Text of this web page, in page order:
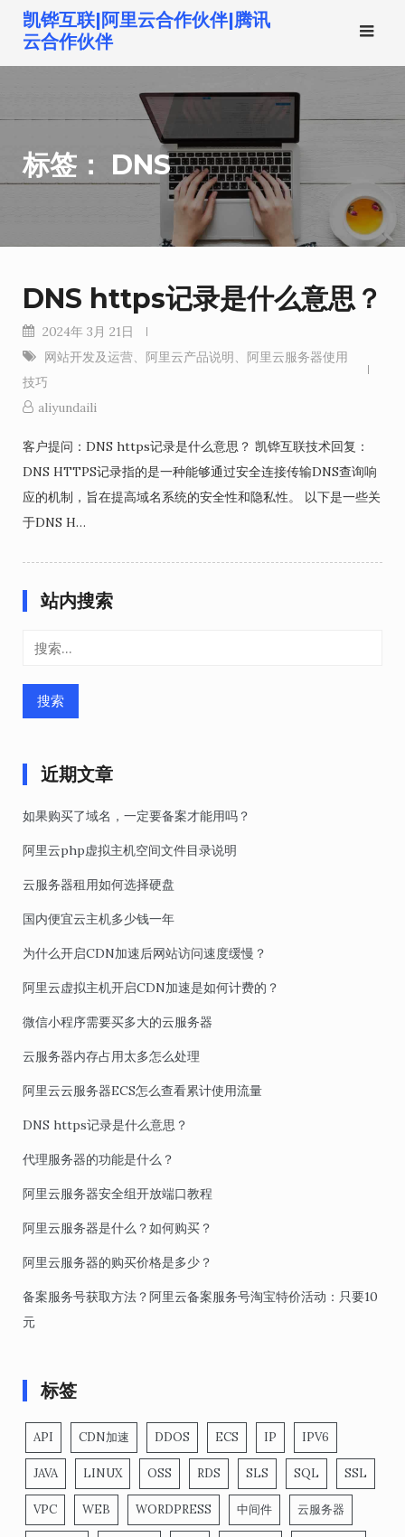
到
凯铧互联|阿里云合作伙伴|腾讯
云合作伙伴
标签： DNS
DNS https记录是什么意思？
2024年 3月 21日
网站开发及运营、 阿里云产品说明、 阿里云服务器使用
技巧
aliyundaili
客户提问：DNS https记录是什么意思？ 凯铧互联技术回复：
DNS HTTPS记录指的是一种能够通过安全连接传输DNS查询响
应的机制，旨在提高域名系统的安全性和隐私性。 以下是一些关
于DNS H…
站内搜索
近期文章
如果购买了域名，一定要备案才能用吗？
阿里云php虚拟主机空间文件目录说明
云服务器租用如何选择硬盘
国内便宜云主机多少钱一年
为什么开启CDN加速后网站访问速度缓慢？
阿里云虚拟主机开启CDN加速是如何计费的？
微信小程序需要买多大的云服务器
云服务器内存占用太多怎么处理
阿里云云服务器ECS怎么查看累计使用流量
DNS https记录是什么意思？
代理服务器的功能是什么？
阿里云服务器安全组开放端口教程
阿里云服务器是什么？如何购买？
阿里云服务器的购买价格是多少？
备案服务号获取方法？阿里云备案服务号淘宝特价活动：只要10
元
标签
API CDN加速 DDOS ECS IP IPV6
JAVA LINUX OSS RDS SLS SQL SSL
VPC WEB WORDPRESS 中间件 云服务器